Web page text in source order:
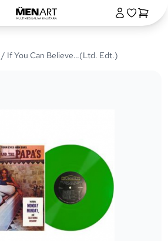
/ If You Can Believe…(Ltd. Edt.)